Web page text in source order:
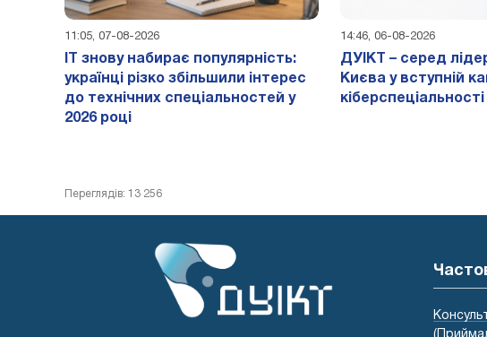
11:05, 07-08-2026
IT знову набирає популярність:
українці різко збільшили інтерес
до технічних спеціальностей у
2026 році
14:46, 06-08-2026
ДУІКТ – серед
Києва у вступній
кіберспеціальності
Переглядів: 13 256